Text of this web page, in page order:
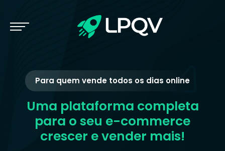
Para quem vende todos os dias online
Uma plataforma completa
para o seu e-commerce
crescer e vender mais!